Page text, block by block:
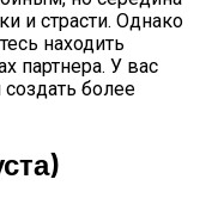
и страсти. Однако
находить
партнера. У вас
более